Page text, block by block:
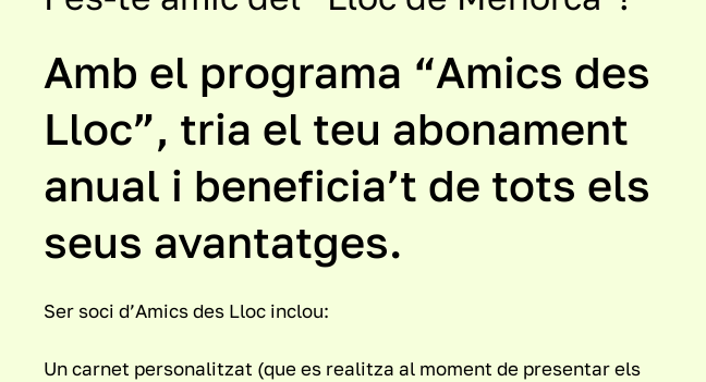
Amb el programa “Amics des
Lloc”, tria el teu abonament
anual i beneficia’t de tots els
seus avantatges.
Ser soci d’Amics des Lloc inclou:
Un carnet personalitzat (que es realitza al moment de presentar els